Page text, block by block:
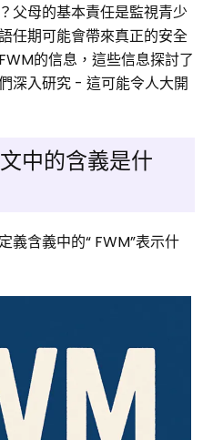
父母的基本責任是監視青少
任期可能會帶來真正的安全
的信息，這些信息探討了
深入研究 - 這可能令人大開
中的含義是什
義含義中的“ FWM”表示什